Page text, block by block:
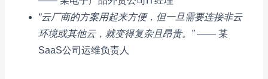
“云厂商的方案用起来方便，但一旦需要连接非云
环境或其他云，就变得复杂且昂贵。”—— 某
SaaS公司运维负责人